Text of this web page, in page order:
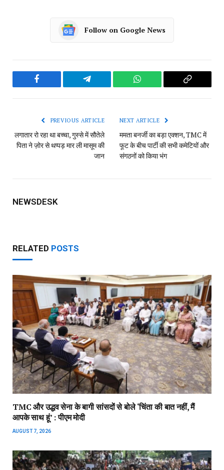
Follow on Google News
Facebook Telegram WhatsApp
Copy
PREVIOUS ARTICLE
लगातार रो रहा था बच्चा, गुस्से में सौतेले
पिता ने ज़ोर से थप्पड़ मार ली मासूम की
जान
NEXT ARTICLE
ममता बनर्जी का बड़ा एक्शन, TMC में
फूट के बीच पार्टी की सभी कमेटियों और
संगठनों को किया भंग
NEWSDESK
RELATED POSTS
TMC और उद्धव सेना के बागी सांसदों से बोले ‘चिंता की बात नहीं, मैं
आपके साथ हूं’ : पीएम मोदी
AUGUST 7, 2026